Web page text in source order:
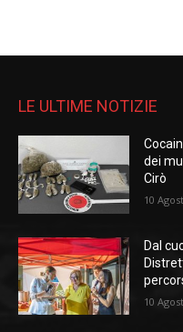
LE ULTIME NOTIZIE
dei
Cirò
10
Dal
10